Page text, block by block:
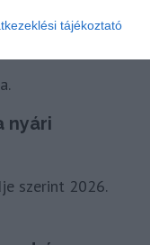
tájékoztató
Budapest –
nyári
szerint 2026.